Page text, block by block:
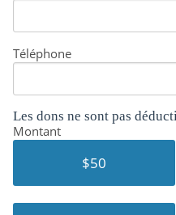
Téléphone
Les dons ne sont pas
Montant
$50